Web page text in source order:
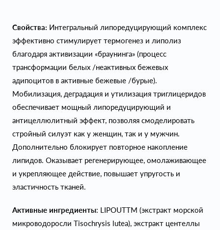
Свойства: Интегральный липоредуцирующий комплекс
эффективно стимулирует термогенез и липолиз
благодаря активизации «браунинга» (процесс
трансформации белых /неактивных бежевых
адипоцитов в активные бежевые /бурые).
Мобилизация, деградация и утилизация триглицеридов
обеспечивает мощный липоредуцирующий и
антицеллюлитный эффект, позволяя смоделировать
стройный силуэт как у женщин, так и у мужчин.
Дополнительно блокирует повторное накопление
липидов. Оказывает регенерирующее, омолаживающее
и укрепляющее действие, повышает упругость и
эластичность тканей.
Активные ингредиенты: LIPOUTTM (экстракт морской
микроводоросли Tisochrysis lutea), экстракт центеллы